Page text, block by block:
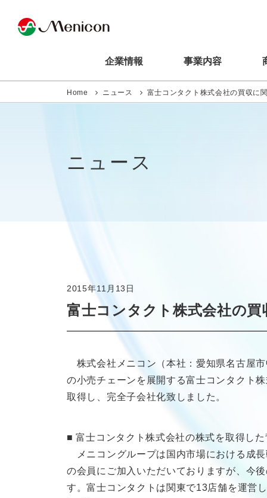
企業情報 事業内容
Home ニュース 富士コンタクト株式会社の買収に
ニュース
2015年11月13日
富士コンタクト株式会社の
株式会社メニコン（本社：愛知県名古屋
の小売チェーンを展開する富士コンタクト
取得し、完全子会社化致しました。
■ 富士コンタクト株式会社の株式を取得した
メニコングループは国内市場における成
の会員にご加入いただいておりますが、今
す。富士コンタクトは関東で13店舗を運営